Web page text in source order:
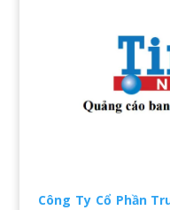
Công Ty Cổ Phần